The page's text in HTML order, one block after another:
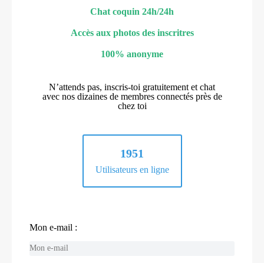
Chat coquin 24h/24h
Accès aux photos des inscritres
100% anonyme
N’attends pas, inscris-toi gratuitement et chat
avec nos dizaines de membres connectés près de
chez toi
1951
Utilisateurs en ligne
Mon e-mail :